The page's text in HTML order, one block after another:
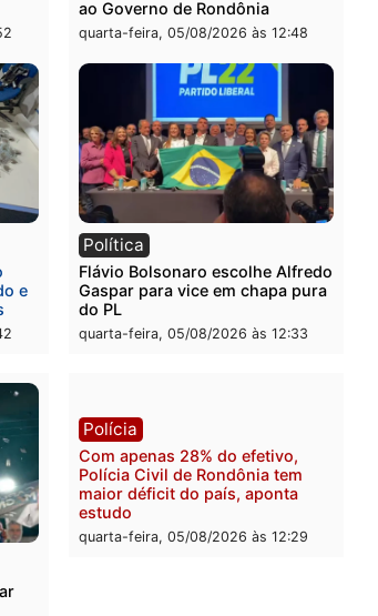
ao
mudar os
às 12:52
Política
Violência domina o
eleitoral e segurança vira
principal arma dos
baleado e
drogas
às 12:42
Política
Gaspar para vice em